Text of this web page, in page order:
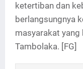
ketertiban dan
berlangsungnya
masyarakat
Tambolaka. [FG]